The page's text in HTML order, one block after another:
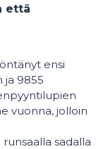
että
ensi
ja 9855
vuonna, jolloin
sadalla